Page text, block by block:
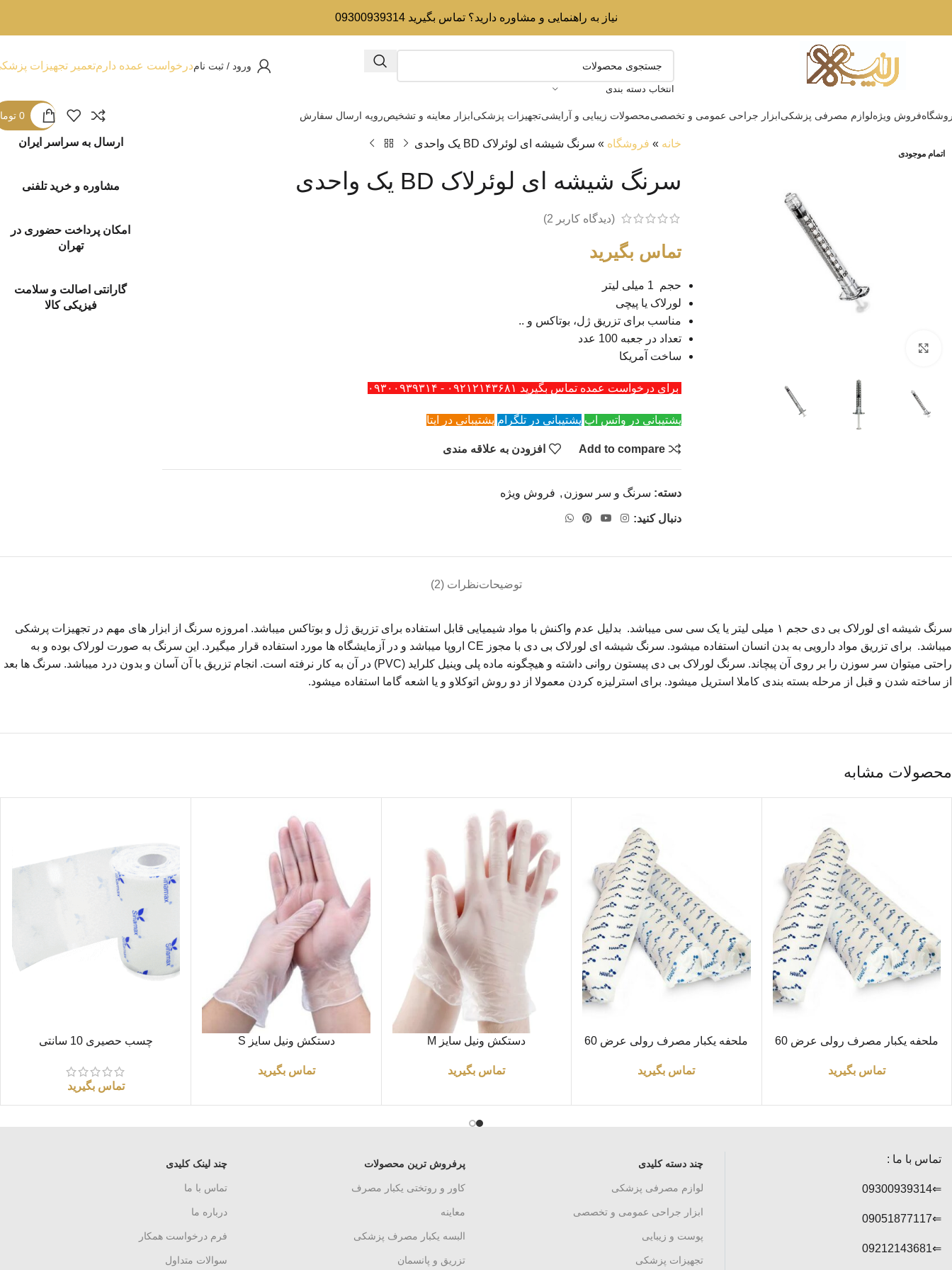
نیاز به راهنمایی و مشاوره دارید؟ تماس بگیرید 09300939314
انتخاب دسته بندی
ورود / ثبت نامدرخواست عمده دارمتعمیر تجهیزات
فروش ویژهلوازم مصرفی پزشکیابزار جراحی عمومی و تخصصیمحصولات زیبایی و آرایشیتجهیزات پزشکیابزار معاینه و تشخیصرویه ارسال سفارش 0
اتمام موجودی
خانه » فروشگاه » سرنگ شیشه ای لوئرلاک BD یک واحدی
سرنگ شیشه ای لوئرلاک BD یک واحدی
(دیدگاه کاربر 2
)
تماس بگیرید
حجم 1 میلی لیتر
لورلاک یا پیچی
مناسب برای تزریق ژل، بوتاکس و ..
تعداد در جعبه 100 عدد
ساخت آمریکا
برای درخواست عمده تماس بگیرید ۰۹۲۱۲۱۴۳۶۸۱ - ۰۹۳۰۰۹۳۹۳۱۴
پشتیبانی در واتس اپ پشتیبانی در تلگرام پشتیبانی در ایتا
Add to compare افزودن به علاقه مندی
دسته: سرنگ و سر سوزن , فروش ویژه
دنبال کنید:
ارسال به سراسر ایران
مشاوره و خرید تلفنی
امکان پرداخت حضوری در
تهران
گارانتی اصالت و سلامت
فیزیکی کالا
توضیحاتنظرات (2)
سرنگ شیشه ای لورلاک بی دی حجم ۱ میلی لیتر یا یک سی سی میباشد. بدلیل عدم واکنش با مواد شیمیایی قابل استفاده برای تزریق ژل و بوتاکس میباشد. امروزه سرنگ از ابزار های مهم در تجهیزات پرشکی
میباشد. برای تزریق مواد دارویی به بدن انسان استفاده میشود. سرنگ شیشه ای لورلاک بی دی با مجوز CE اروپا میباشد و در آزمایشگاه ها مورد استفاده قرار میگیرد. این سرنگ به صورت لورلاک بوده و به
راحتی میتوان سر سوزن را بر روی آن پیچاند. سرنگ لورلاک بی دی پیستون روانی داشته و هیچگونه ماده پلی وینیل کلراید (PVC) در آن به کار نرفته است. انجام تزریق با آن آسان و بدون درد میباشد. سرنگ ها بعد
از ساخته شدن و قبل از مرحله بسته بندی کاملا استریل میشود. برای استرلیزه کردن معمولا از دو روش اتوکلاو و یا اشعه گاما استفاده میشود.
محصولات مشابه
اطلاعات بیشتر
ملحفه یکبار مصرف رولی عرض 60
تماس بگیرید
اطلاعات بیشتر
ملحفه یکبار مصرف رولی عرض 60
تماس بگیرید
اطلاعات بیشتردستکش ونیل سایز M
تماس بگیرید
اطلاعات بیشتردستکش ونیل سایز S
تماس بگیرید
اطلاعات بیشتر
چسب حصیری 10 سانتی
تماس بگیرید
چند لینک کلیدی
تماس با ما
درباره ما
فرم درخواست همکار
سوالات متداول
پرفروش ترین محصولات
کاور و روتختی یکبار مصرف
معاینه
البسه یکبار مصرف پزشکی
تزریق و پانسمان
چند دسته کلیدی
لوازم مصرفی پزشکی
ابزار جراحی عمومی و تخصصی
پوست و زیبایی
تجهیزات پزشکی
تماس با ما :
⇐09300939314
⇐09051877117
⇐09212143681